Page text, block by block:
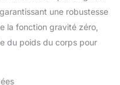
que la taille
ne
pas 176 cm,
pour une chaise
une robustesse
la fonction gravité zéro,
du poids du corps pour